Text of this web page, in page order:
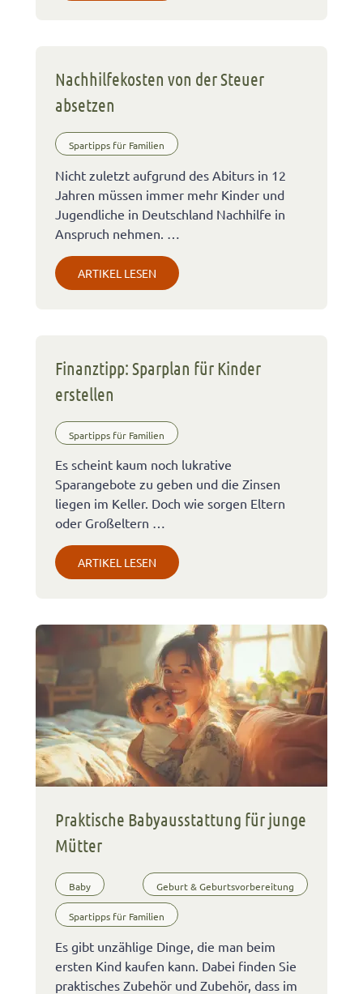
Nachhilfekosten von der Steuer
absetzen
Spartipps für Familien
Nicht zuletzt aufgrund des Abiturs in 12
Jahren müssen immer mehr Kinder und
Jugendliche in Deutschland Nachhilfe in
Anspruch nehmen. …
ARTIKEL LESEN
Finanztipp: Sparplan für Kinder
erstellen
Spartipps für Familien
Es scheint kaum noch lukrative
Sparangebote zu geben und die Zinsen
liegen im Keller. Doch wie sorgen Eltern
oder Großeltern …
ARTIKEL LESEN
Praktische Babyausstattung für junge
Mütter
Baby Geburt & Geburtsvorbereitung
Spartipps für Familien
Es gibt unzählige Dinge, die man beim
ersten Kind kaufen kann. Dabei finden Sie
praktisches Zubehör und Zubehör, dass im